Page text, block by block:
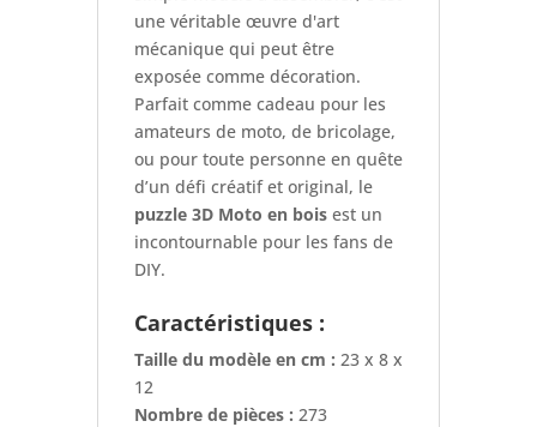
une véritable œuvre d'art
mécanique qui peut être
exposée comme décoration.
Parfait comme cadeau pour les
amateurs de moto, de bricolage,
ou pour toute personne en quête
d’un défi créatif et original, le
puzzle 3D Moto en boisest un
incontournable pour les fans de
DIY.
Caractéristiques :
Taille du modèle en cm : 23 x 8 x
12
Nombre de pièces : 273